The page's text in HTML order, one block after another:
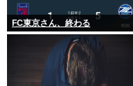
FC東京さん、終わる